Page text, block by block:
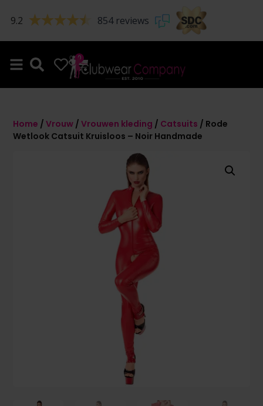
9.2 854 reviews
0 0
Home /Vrouw /Vrouwen kleding / Catsuits / Rode
Wetlook Catsuit Kruisloos – Noir Handmade